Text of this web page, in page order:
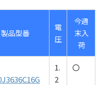
製品型番
電
圧
今週
末入
荷
1.
2
〇